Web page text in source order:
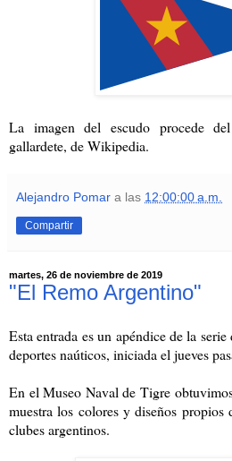
La imagen del escudo procede
gallardete, de Wikipedia.
Alejandro Pomar a las 12:00:00 a.m.
Compartir
martes, 26 de noviembre de 2019
"El Remo Argentino"
Esta entrada es un apéndice de la
deportes naúticos, iniciada el jueves
En el Museo Naval de Tigre
muestra los colores y diseños propios
clubes argentinos.